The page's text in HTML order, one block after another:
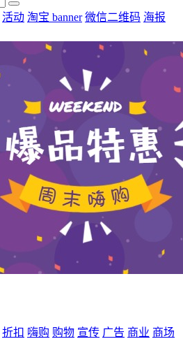
活动 淘宝 banner 微信二维码 海报
折扣 嗨购 购物 宣传 广告 商业 商场